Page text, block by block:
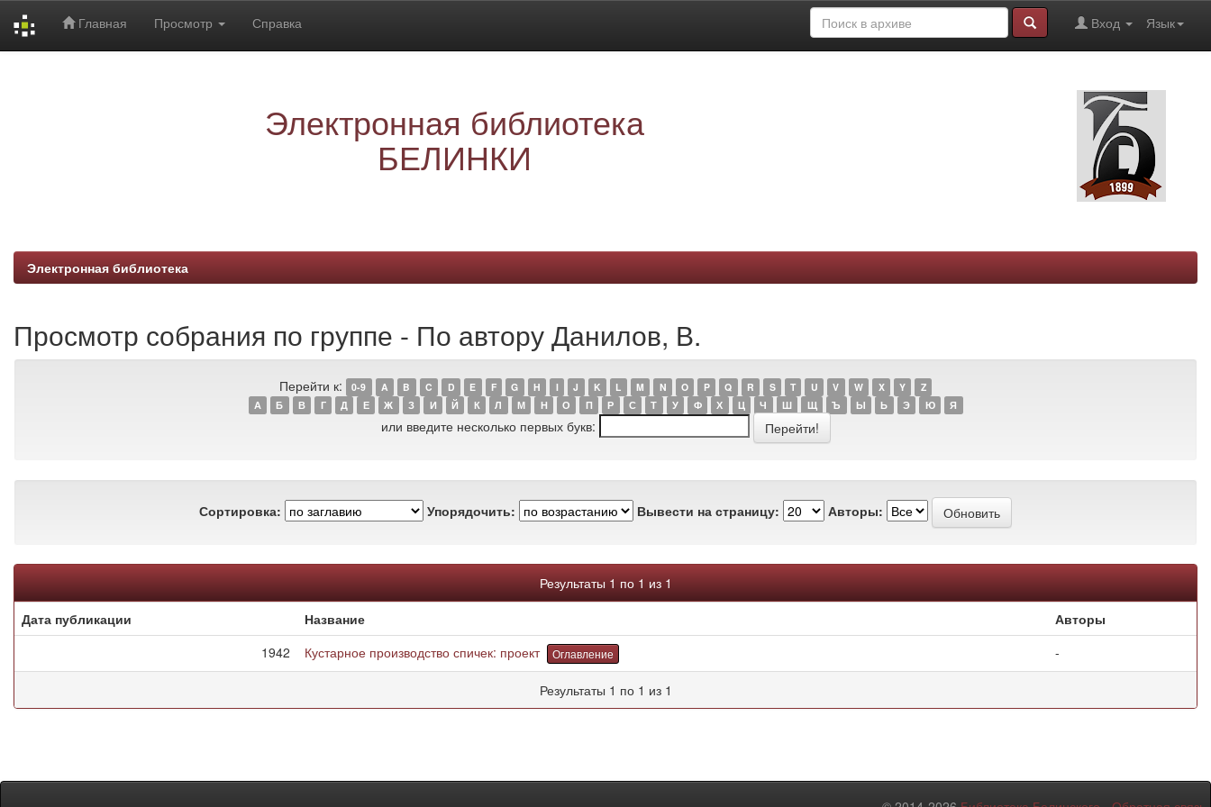
Главная Просмотр Справка Язык
Вход
Электронная библиотека
БЕЛИНКИ
Электронная библиотека
Просмотр собрания по группе - По автору Данилов, В.
Перейти к: 0-9 A B C D E F G H I J K L M N O P Q R S T U V W X Y
Z
А
Б В Г Д Е Ж З И Й К Л М Н О П Р С Т У Ф Х Ц Ч Ш Щ Ъ Ы Ь Э Ю Я
или введите несколько первых букв:
Сортировка: Упорядочить: Вывести на страницу: Авторы:
Результаты 1 по 1 из 1
Дата публикации
Название
Авторы
1942
Кустарное производство спичек: проект Оглавление -
Результаты 1 по 1 из 1